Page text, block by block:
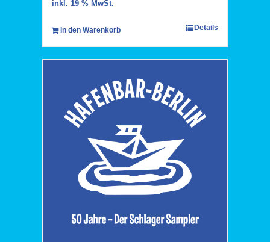
inkl. 19 % MwSt.
In den Warenkorb Details